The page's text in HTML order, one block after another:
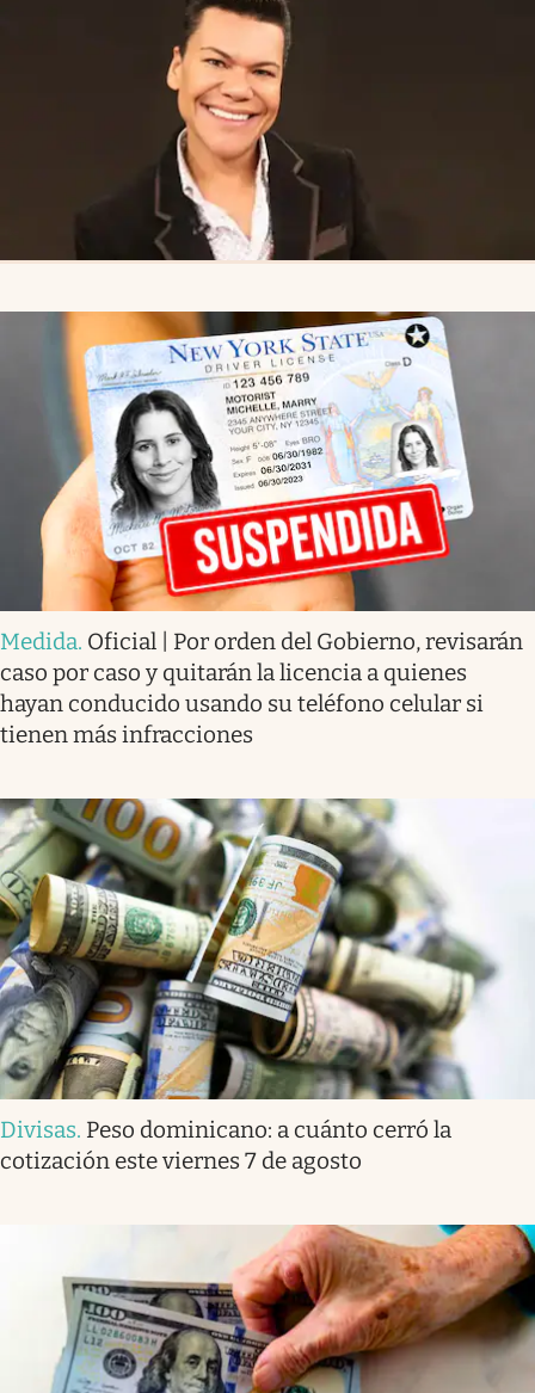
Medida. Oficial | Por orden del Gobierno, revisarán
caso por caso y quitarán la licencia a quienes
hayan conducido usando su teléfono celular si
tienen más infracciones
Divisas. Peso dominicano: a cuánto cerró la
cotización este viernes 7 de agosto